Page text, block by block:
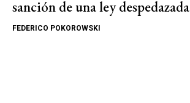
sanción de una ley despedazada
FEDERICO POKOROWSKI